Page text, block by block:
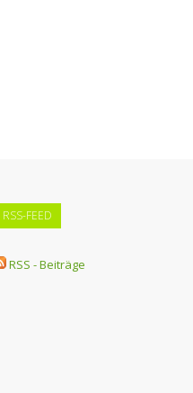
RSS-FEED
RSS - Beiträge